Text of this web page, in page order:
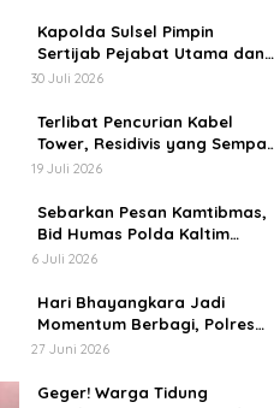
Kapolda Sulsel Pimpin
Sertijab Pejabat Utama dan
Kapolres Jajaran Serta
Kapolresta Gowa
30 Juli 2026
Terlibat Pencurian Kabel
Tower, Residivis yang Sempat
Kabur Berhasil Ditangkap Tim
19 Juli 2026
Sebarkan Pesan Kamtibmas,
Bid Humas Polda Kaltim
Intensifkan Pemasangan
Stiker
6 Juli 2026
Hari Bhayangkara Jadi
Momentum Berbagi, Polres
Gowa Datangi Warga yang
27 Juni 2026
Geger! Warga Tidung